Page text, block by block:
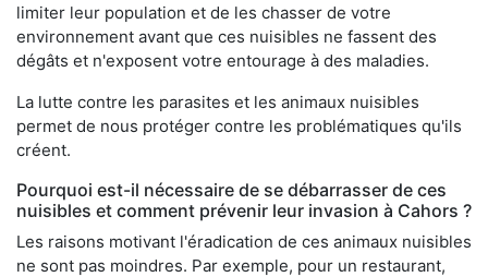
limiter leur population et de les chasser de votre
environnement avant que ces nuisibles ne fassent des
dégâts et n'exposent votre entourage à des maladies.
La lutte contre les parasites et les animaux nuisibles
permet de nous protéger contre les problématiques qu'ils
créent.
Pourquoi est-il nécessaire de se débarrasser de ces
nuisibles et comment prévenir leur invasion à Cahors ?
Les raisons motivant l'éradication de ces animaux nuisibles
ne sont pas moindres. Par exemple, pour un restaurant,